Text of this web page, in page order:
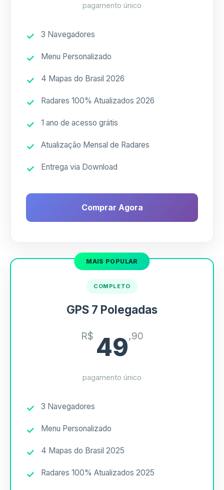
pagamento único
3 Navegadores
Menu Personalizado
4 Mapas do Brasil 2026
Radares 100% Atualizados 2026
1 ano de acesso grátis
Atualização Mensal de Radares
Entrega via Download
Comprar Agora
COMPLETO
GPS 7 Polegadas
R$ 49,90
pagamento único
3 Navegadores
Menu Personalizado
4 Mapas do Brasil 2025
Radares 100% Atualizados 2025